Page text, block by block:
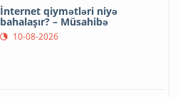
İnternet qiymətləri niyə
bahalaşır? – Müsahibə
10-08-2026